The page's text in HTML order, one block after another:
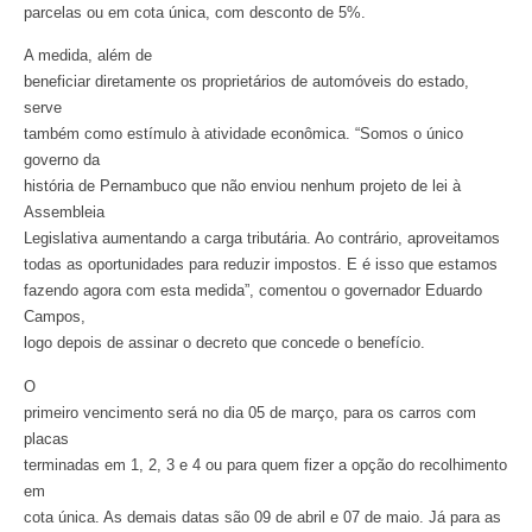
parcelas ou em cota única, com desconto de 5%.
A medida, além de
beneficiar diretamente os proprietários de automóveis do estado,
serve
também como estímulo à atividade econômica. “Somos o único
governo da
história de Pernambuco que não enviou nenhum projeto de lei à
Assembleia
Legislativa aumentando a carga tributária. Ao contrário, aproveitamos
todas as oportunidades para reduzir impostos. E é isso que estamos
fazendo agora com esta medida”, comentou o governador Eduardo
Campos,
logo depois de assinar o decreto que concede o benefício.
O
primeiro vencimento será no dia 05 de março, para os carros com
placas
terminadas em 1, 2, 3 e 4 ou para quem fizer a opção do recolhimento
em
cota única. As demais datas são 09 de abril e 07 de maio. Já para as